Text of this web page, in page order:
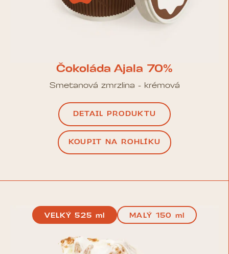
Čokoláda Ajala 70%
Smetanová zmrzlina - krémová
DETAIL PRODUKTU
KOUPIT NA ROHLÍKU
VELKÝ 525 ml MALÝ 150 ml